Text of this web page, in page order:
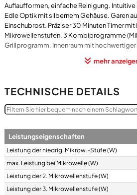
Auflaufformen, einfache Reinigung.
Edle Optik mit silbernem Gehäuse. Garen
Einschubrost. Präziser 30 Minuten Timer mit
Mikrowellenstufen. 3 Kombiprogramme
Grillprogramm. Innenraum mit hochwertiger
mehr
TECHNISCHE DETAILS
Leistungseigenschaften
Leistung der niedrig. Mikrow.-Stufe (W)
max. Leistung bei Mikrowelle (W)
Leistung der 2. Mikrowellenstufe (W)
Leistung der 3. Mikrowellenstufe (W)